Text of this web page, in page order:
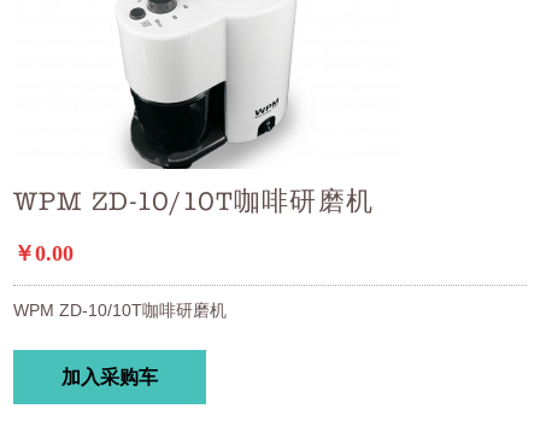
WPM ZD-10/10T咖啡研磨机
￥0.00
WPM ZD-10/10T咖啡研磨机
加入采购车